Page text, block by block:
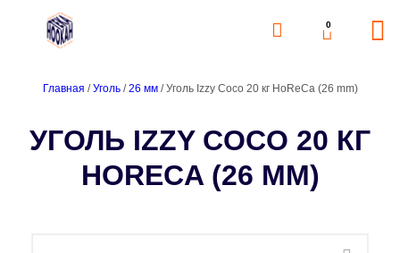
0
Главная /Уголь/26 мм/ Уголь Izzy Coco 20 кг HoReCa (26 mm)
УГОЛЬ IZZY COCO 20 КГ
HORECA (26 MM)